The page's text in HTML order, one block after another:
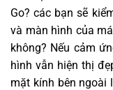
Go? các bạn sẽ
và màn hình của
không? Nếu cảm
hình vẫn hiện thị
mặt kính bên ngoài